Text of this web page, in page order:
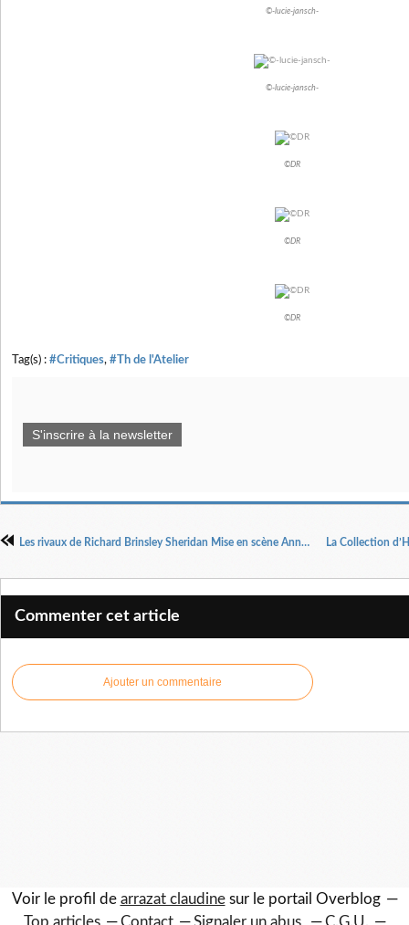
©-lucie-jansch-
©-lucie-jansch-
©DR
©DR
©DR
Tag(s) : #Critiques, #Th de l'Atelier
S'inscrire à la newsletter
Les rivaux de Richard Brinsley Sheridan Mise en scène Anne Marie Lazarini
Commenter cet article
Ajouter un commentaire
Voir le profil de arrazat claudinesur le portail Overblog